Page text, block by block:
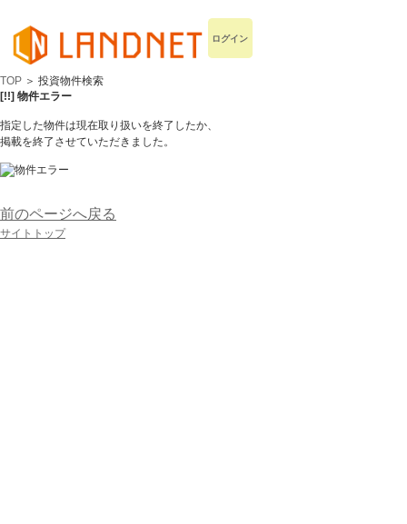
ログイン
TOP ＞ 投資物件検索
[!!] 物件エラー
指定した物件は現在取り扱いを終了したか、
掲載を終了させていただきました。
前のページへ戻る
サイトトップ